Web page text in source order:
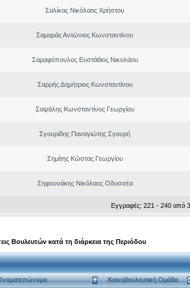
Σαλίκας Νικόλαος Χρήστου
Σαμαράς Αντώνιος Κωνσταντίνου
Σαραφόπουλος Ευστάθιος Νικολάου
Σαρρής Δημήτριος Κωνσταντίνου
Σαψάλης Κωνσταντίνος Γεωργίου
Σγουρίδης Παναγιώτης Σγουρή
Σημίτης Κώστας Γεωργίου
Σηφουνάκης Νικόλαος Οδυσσέα
Εγγραφές: 221 - 240 από
Βουλευτών κατά τη διάρκεια της Περιόδου
Κοινοβουλευτική Ομάδα